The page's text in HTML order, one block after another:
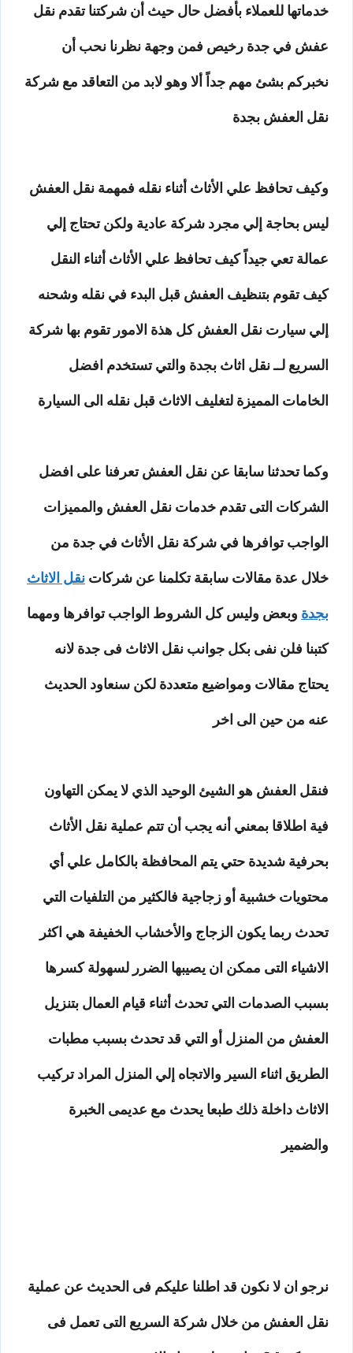
خدماتها للعملاء بأفضل حال حيث أن شركتنا تقدم نقل
عفش في جدة رخيص فمن وجهة نظرنا نحب أن
نخبركم بشئ مهم جداً ألا وهو لابد من التعاقد مع شركة
نقل العفش بجدة
وكيف تحافظ علي الأثاث أثناء نقله فمهمة نقل العفش
ليس بحاجة إلي مجرد شركة عادية ولكن تحتاج إلي
عمالة تعي جيداً كيف تحافظ علي الأثاث أثناء النقل
كيف تقوم بتنظيف العفش قبل البدء في نقله وشحنه
إلي سيارت نقل العفش كل هذة الامور تقوم بها شركة
السريع لــ نقل اثاث بجدة والتي تستخدم افضل
الخامات المميزة لتغليف الاثاث قبل نقله الى السيارة
وكما تحدثنا سابقا عن نقل العفش تعرفنا على افضل
الشركات التى تقدم خدمات نقل العفش والمميزات
الواجب توافرها في شركة نقل الأثاث في جدة من
خلال عدة مقالات سابقة تكلمنا عن شركات نقل الاثاث
بجدة وبعض وليس كل الشروط الواجب توافرها ومهما
كتبنا فلن نفى بكل جوانب نقل الاثاث فى جدة لانه
يحتاج مقالات ومواضيع متعددة لكن سنعاود الحديث
عنه من حين الى اخر
فنقل العفش هو الشيئ الوحيد الذي لا يمكن التهاون
فية اطلاقا بمعني أنه يجب أن تتم عملية نقل الأثاث
بحرفية شديدة حتي يتم المحافظة بالكامل علي أي
محتويات خشبية أو زجاجية فالكثير من التلفيات التي
تحدث ربما يكون الزجاج والأخشاب الخفيفة هي اكثر
الاشياء التى ممكن ان يصيبها الضرر لسهولة كسرها
بسبب الصدمات التي تحدث أثناء قيام العمال بتنزيل
العفش من المنزل أو التي قد تحدث بسبب مطبات
الطريق اثناء السير والاتجاه إلي المنزل المراد تركيب
الاثاث داخلة ذلك طبعا يحدث مع عديمى الخبرة
والضمير
نرجو ان لا نكون قد اطلنا عليكم فى الحديث عن عملية
نقل العفش من خلال شركة السريع التى تعمل فى